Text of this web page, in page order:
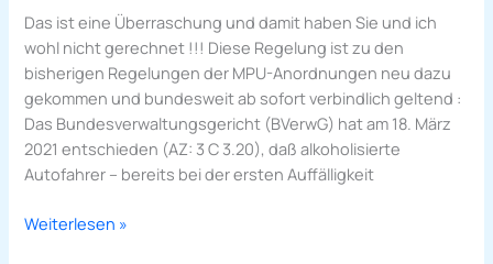
Das ist eine Überraschung und damit haben Sie und ich
wohl nicht gerechnet !!! Diese Regelung ist zu den
bisherigen Regelungen der MPU-Anordnungen neu dazu
gekommen und bundesweit ab sofort verbindlich geltend :
Das Bundesverwaltungsgericht (BVerwG) hat am 18. März
2021 entschieden (AZ: 3 C 3.20), daß alkoholisierte
Autofahrer – bereits bei der ersten Auffälligkeit
Promille,
wenn
…
Weiterlesen »